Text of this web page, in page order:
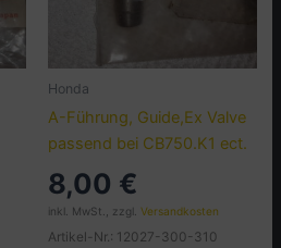
Honda
A-Führung, Guide,Ex Valve
passend bei CB750.K1 ect.
8,00 €
inkl. MwSt., zzgl. Versandkosten
Artikel-Nr.: 12027-300-310